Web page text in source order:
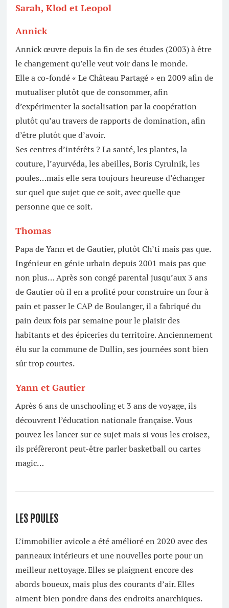
Sarah, Klod et Leopol
Annick
Annick œuvre depuis la fin de ses études (2003) à être
le changement qu’elle veut voir dans le monde.
Elle a co-fondé « Le Château Partagé » en 2009 afin de
mutualiser plutôt que de consommer, afin
d’expérimenter la socialisation par la coopération
plutôt qu’au travers de rapports de domination, afin
d’être plutôt que d’avoir.
Ses centres d’intérêts ? La santé, les plantes, la
couture, l’ayurvéda, les abeilles, Boris Cyrulnik, les
poules…mais elle sera toujours heureuse d’échanger
sur quel que sujet que ce soit, avec quelle que
personne que ce soit.
Thomas
Papa de Yann et de Gautier, plutôt Ch’ti mais pas que.
Ingénieur en génie urbain depuis 2001 mais pas que
non plus… Après son congé parental jusqu’aux 3 ans
de Gautier où il en a profité pour construire un four à
pain et passer le CAP de Boulanger, il a fabriqué du
pain deux fois par semaine pour le plaisir des
habitants et des épiceries du territoire. Anciennement
élu sur la commune de Dullin, ses journées sont bien
sûr trop courtes.
Yann et Gautier
Après 6 ans de unschooling et 3 ans de voyage, ils
découvrent l’éducation nationale française. Vous
pouvez les lancer sur ce sujet mais si vous les croisez,
ils préfèreront peut-être parler basketball ou cartes
magic…
LES POULES
L’immobilier avicole a été amélioré en 2020 avec des
panneaux intérieurs et une nouvelles porte pour un
meilleur nettoyage. Elles se plaignent encore des
abords boueux, mais plus des courants d’air. Elles
aiment bien pondre dans des endroits anarchiques.